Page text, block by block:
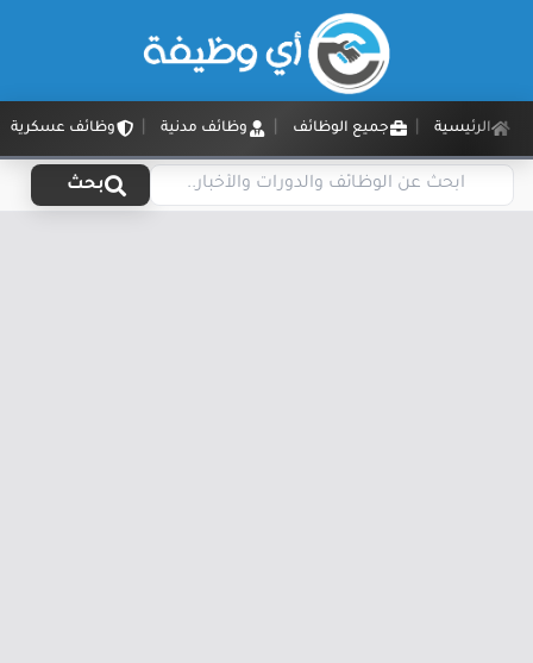
الرئيسية جميع الوظائف وظائف مدنية وظائف عسكرية
بحث